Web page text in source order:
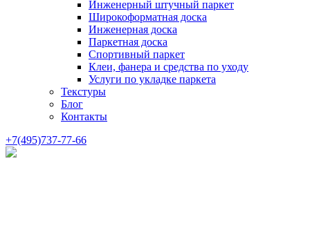
Инженерный штучный паркет
Широкоформатная доска
Инженерная доска
Паркетная доска
Спортивный паркет
Клеи, фанера и средства по уходу
Услуги по укладке паркета
Текстуры
Блог
Контакты
+7(495)737-77-66